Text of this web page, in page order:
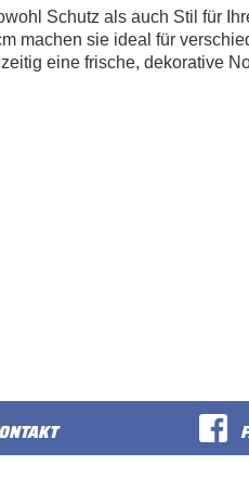
Schutz als auch Stil für
machen sie ideal für
eine frische, dekorative